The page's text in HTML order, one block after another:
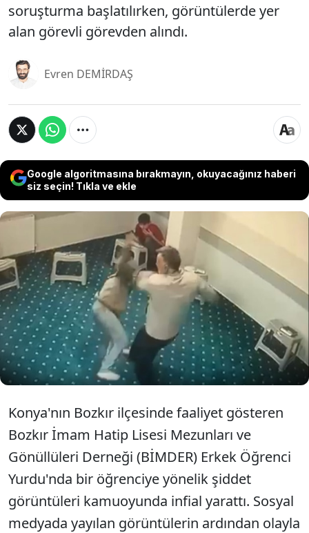
soruşturma başlatılırken, görüntülerde yer
alan görevli görevden alındı.
Evren DEMİRDAŞ
Google algoritmasına bırakmayın, okuyacağınız haberi
siz seçin! Tıkla ve ekle
Konya'nın Bozkır ilçesindeki bir imam hatip
derneği yurdunda görevlinin öğrenciye fiziksel
şiddet uyguladığı görüntüler ortaya çıktı. Tepki
çeken olayın ardından adli ve idari soruşturma
başlatılırken, görüntülerde yer alan görevli
görevden alındı.
Konya'nın Bozkır ilçesinde faaliyet gösteren
Bozkır İmam Hatip Lisesi Mezunları ve
Gönüllüleri Derneği (BİMDER) Erkek Öğrenci
Yurdu'nda bir öğrenciye yönelik şiddet
görüntüleri kamuoyunda infial yarattı. Sosyal
medyada yayılan görüntülerin ardından olayla